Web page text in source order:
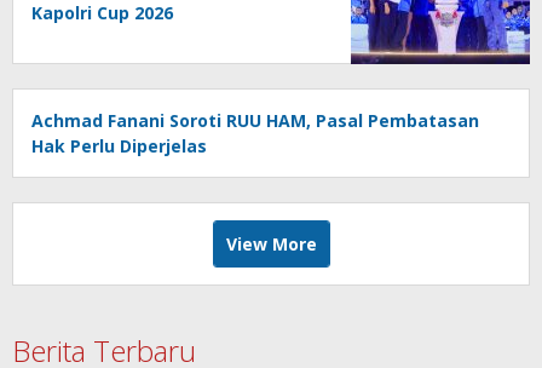
Kapolri Cup 2026
Achmad Fanani Soroti RUU HAM, Pasal Pembatasan
Hak Perlu Diperjelas
View More
Berita Terbaru